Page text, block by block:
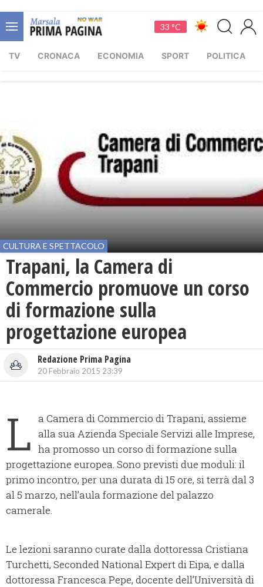
33 °C
TV CRONACA ECONOMIA SPORT POLITICA
CULTURA E SPETTACOLO
Trapani, la Camera di
Commercio promuove un corso
di formazione sulla
progettazione europea
Redazione Prima Pagina
20 Febbraio 2015 23:39
L a Camera di Commercio di Trapani, assieme
alla sua Azienda Speciale Servizi alle Imprese,
ha promosso un corso di formazione sulla
progettazione europea. Sono previsti due moduli: il
primo incontro, per una durata di 15 ore, si terrà dal 3
al 5 marzo, nell’aula formazione del palazzo
camerale.
Le lezioni saranno curate dalla dottoressa Cristiana
Turchetti, Seconded National Expert di Eipa, e dalla
dottoressa Francesca Pepe, docente dell’Università di